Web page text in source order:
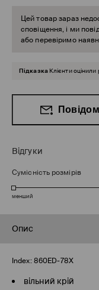
Цей товар зараз
сповіщення, і ми
або перевіримо
Підказка Клієнти
Відгуки
Сумісність розмірів
менший
Опис
Index: 860ED-78X
вільний крій